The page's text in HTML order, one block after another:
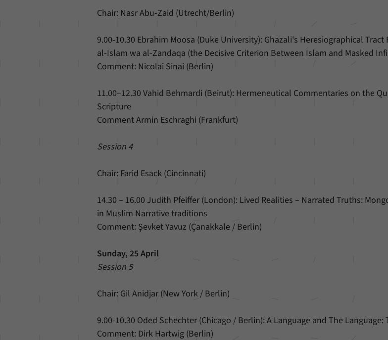
Chair: Nasr Abu-Zaid (Utrecht/Berlin)
9.00-10.30 Ebrahim Moosa (Duke University): Ghazali's Heresiographical Tract
al-Islam wa al-Zandaqa (the Decisive Criterion Between Islam and Masked
Comment: Nicolai Sinai (Berlin)
11.00–12.30 Vahid Behmardi (Beirut): Hermeneutical Commentaries on the
Scripture
Comment Armin Eschraghi (Frankfurt)
Session 4
Chair: Farid Esack (Cincinnati)
14.30 – 16.00 Judith Pfeiffer (London): Lived Realities – Narrated Truths:
in Muslim Narrative traditions
Comment: Şevket Yavuz (Çanakkale / Berlin)
Sunday, 25 April
Session 5
Chair: Gil Anidjar (New York / Berlin)
9.00-10.30 Oded Schechter (Chicago / Berlin): A Language and The
Comment: Dirk Hartwig (Berlin)